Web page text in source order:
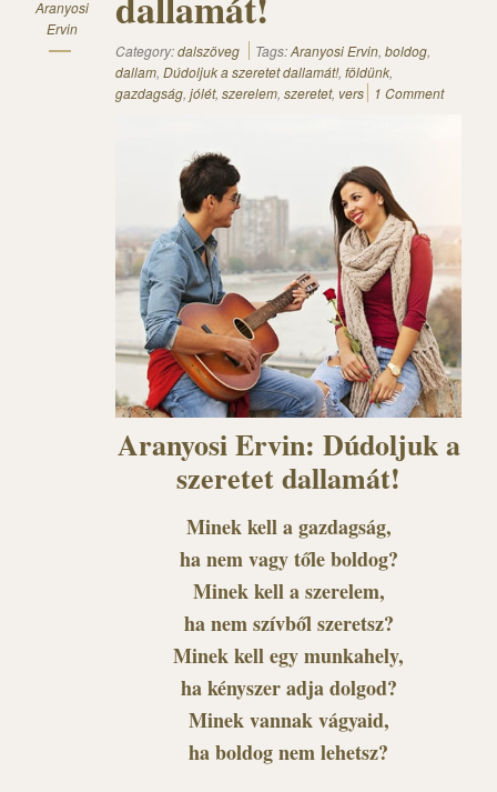
Aranyosi
Ervin
Category:dalszöveg Tags:Aranyosi Ervin, boldog,
dallam, Dúdoljuk a szeretet dallamát!, földünk,
gazdagság, jólét, szerelem, szeretet, vers 1 Comment
Aranyosi Ervin: Dúdoljuk a
szeretet dallamát!
Minek kell a gazdagság,
ha nem vagy tőle boldog?
Minek kell a szerelem,
ha nem szívből szeretsz?
Minek kell egy munkahely,
ha kényszer adja dolgod?
Minek vannak vágyaid,
ha boldog nem lehetsz?